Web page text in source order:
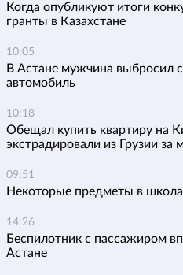
Когда опубликуют итоги
гранты в Казахстане
10:05
В Астане мужчина выбросил
автомобиль
10:18
Обещал купить квартиру на
экстрадировали из Грузии за
09:51
Некоторые предметы в
14:26
Беспилотник с пассажиром
Астане